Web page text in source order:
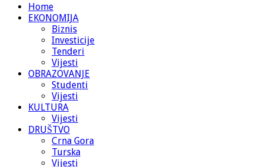
Home
EKONOMIJA
Biznis
Investicije
Tenderi
Vijesti
OBRAZOVANJE
Studenti
Vijesti
KULTURA
Vijesti
DRUŠTVO
Crna Gora
Turska
Vijesti